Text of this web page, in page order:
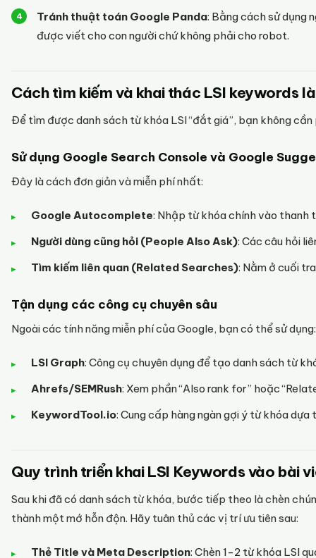
Tránh thuật toán Google Panda: Bằng cách sử dụng
được viết cho con người chứ không phải cho robot.
Cách tìm kiếm và khai thác LSI keywords
Để tìm được danh sách từ khóa LSI “đắt giá”, bạn không cần
Sử dụng Google Search Console và Google
Đây là cách đơn giản và miễn phí nhất:
Google Autocomplete: Nhập từ khóa chính vào thanh
Người dùng cũng hỏi (People Also Ask): Các câu hỏi
Tìm kiếm liên quan (Related Searches): Nằm ở cuối
Tận dụng các công cụ chuyên sâu
Ngoài các tính năng miễn phí của Google, bạn có thể sử dụng:
LSI Graph: Công cụ chuyên dụng để tạo danh sách từ
Ahrefs/SEMRush: Xem phần “Also rank for” hoặc
KeywordTool.io: Cung cấp hàng ngàn gợi ý từ khóa
Quy trình triển khai LSI Keywords vào bài
Sau khi đã có danh sách từ khóa, bước tiếp theo là chèn
thành một mớ hỗn độn. Hãy tuân thủ các vị trí ưu tiên sau:
Thẻ Title và Meta Description: Chèn 1-2 từ khóa LSI